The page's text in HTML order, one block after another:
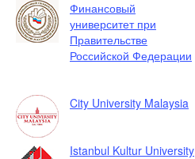
Финансовый
университет при
Правительстве
Российской Федерации
City University Malaysia
Istanbul Kultur University